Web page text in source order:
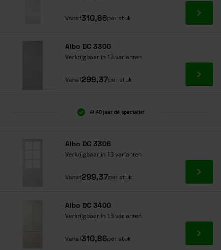
Vanaf310,86per stuk Ga
Albo DC 3300
Verkrijgbaar in 13 varianten
Vanaf299,37per stuk Ga
Al 40 jaar dé specialist
Albo DC 3306
Verkrijgbaar in 13 varianten
Vanaf299,37per stuk Ga
Albo DC 3400
Verkrijgbaar in 13 varianten
Vanaf310,86per stuk Ga